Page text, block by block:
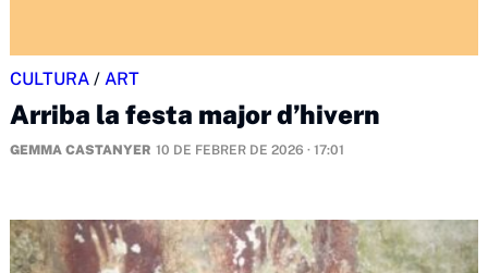
CULTURA / ART
Arriba la festa major d’hivern
GEMMA CASTANYER 10 DE FEBRER DE 2026 · 17:01